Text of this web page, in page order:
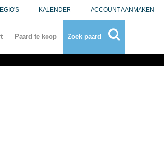
KALENDER ACCOUNT AANMAKEN
Paard te koop Zoek paard